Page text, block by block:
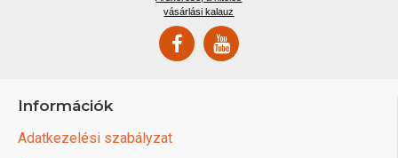
vásárlási kalauz
Információk
Adatkezelési szabályzat